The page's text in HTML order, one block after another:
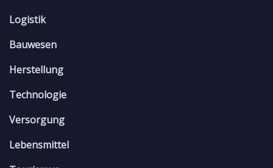
Logistik
Bauwesen
Herstellung
Technologie
Versorgung
Lebensmittel